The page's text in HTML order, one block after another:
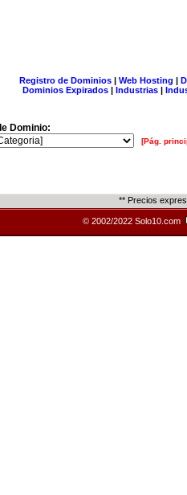
Registro de Dominios| Web Hosting |
Dominios Expirados | Industrias |
Dominio:
[Pág.
** Precios
© 2002/2022 Solo10.com